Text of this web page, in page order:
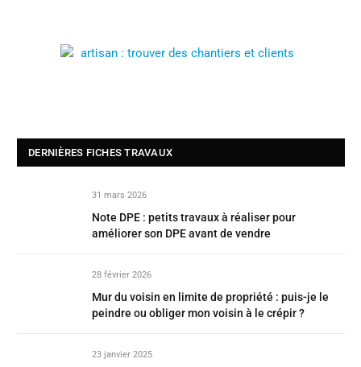
DERNIÈRES FICHES TRAVAUX
31 mars 2026
Note DPE : petits travaux à réaliser pour
améliorer son DPE avant de vendre
28 février 2026
Mur du voisin en limite de propriété : puis-je le
peindre ou obliger mon voisin à le crépir ?
23 janvier 2025